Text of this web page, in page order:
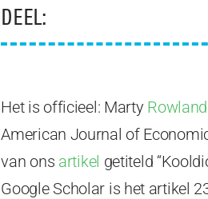
DEEL:
Het is officieel: Marty Rowland
American Journal of
van ons artikel getiteld
Google Scholar is het artikel